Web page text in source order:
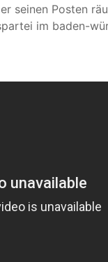
seinen Posten
im baden-